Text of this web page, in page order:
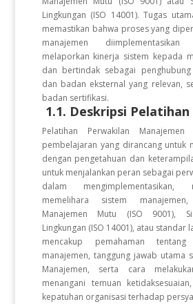
Lingkungan (ISO 14001). Tugas
memastikan bahwa proses yang
manajemen
melaporkan kinerja sistem kepada
dan bertindak sebagai
dan badan eksternal yang relevan,
badan sertifikasi.
1.1. Deskripsi Pelatihan
Pelatihan Perwakilan
pembelajaran yang dirancang untuk
dengan pengetahuan dan
untuk menjalankan peran sebagai
dalam mengimplementasikan,
memelihara sistem
Manajemen Mutu (ISO 9001),
Lingkungan (ISO 14001), atau standar
mencakup pemahaman
manajemen, tanggung jawab utama
Manajemen, serta cara
menangani temuan
kepatuhan organisasi terhadap